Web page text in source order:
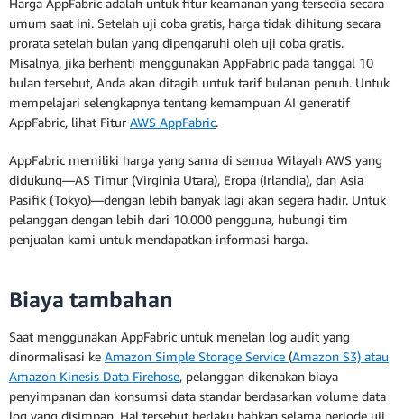
Harga AppFabric adalah untuk fitur keamanan yang tersedia secara
umum saat ini. Setelah uji coba gratis, harga tidak dihitung secara
prorata setelah bulan yang dipengaruhi oleh uji coba gratis.
Misalnya, jika berhenti menggunakan AppFabric pada tanggal 10
bulan tersebut, Anda akan ditagih untuk tarif bulanan penuh. Untuk
mempelajari selengkapnya tentang kemampuan AI generatif
AppFabric, lihat Fitur AWS AppFabric.
AppFabric memiliki harga yang sama di semua Wilayah AWS yang
didukung—AS Timur (Virginia Utara), Eropa (Irlandia), dan Asia
Pasifik (Tokyo)—dengan lebih banyak lagi akan segera hadir. Untuk
pelanggan dengan lebih dari 10.000 pengguna, hubungi tim
penjualan kami untuk mendapatkan informasi harga.
Biaya tambahan
Saat menggunakan AppFabric untuk menelan log audit yang
dinormalisasi ke Amazon Simple Storage Service (Amazon S3) atau
Amazon Kinesis Data Firehose, pelanggan dikenakan biaya
penyimpanan dan konsumsi data standar berdasarkan volume data
log yang disimpan. Hal tersebut berlaku bahkan selama periode uji